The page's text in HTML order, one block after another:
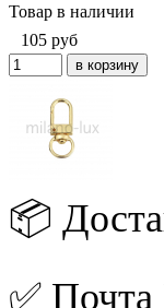
Товар в наличии
105 руб
📦
✅